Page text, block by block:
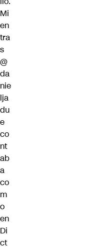
Mi
en
tra
s
@
da
nie
lja
du
e
co
nt
ab
a
co
m
o
en
Di
ct